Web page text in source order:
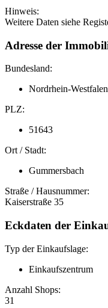
Hinweis:
Weitere Daten siehe
Adresse der
Bundesland:
Nordrhein-Westfalen
PLZ:
51643
Ort / Stadt:
Gummersbach
Straße / Hausnummer:
Kaiserstraße 35
Eckdaten der
Typ der Einkaufslage:
Einkaufszentrum
Anzahl Shops:
31